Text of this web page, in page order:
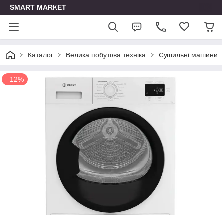
SMART MARKET
Каталог Велика побутова техніка Сушильні машини
–12%